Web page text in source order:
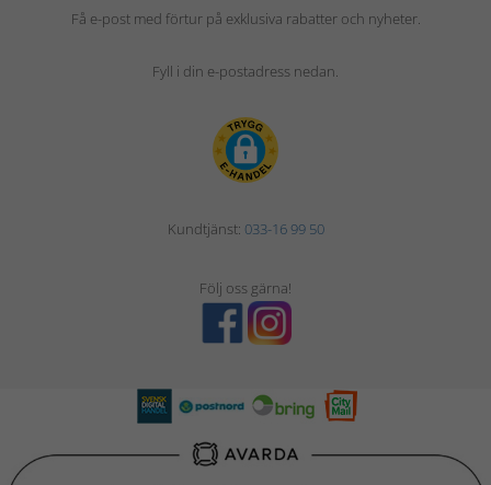
Få e-post med förtur på exklusiva rabatter och nyheter.
Fyll i din e-postadress nedan.
Kundtjänst: 033-16 99 50
Följ oss gärna!